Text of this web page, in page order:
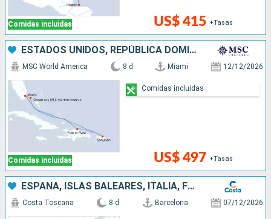
Comidas incluidas US$ 415 +Tasas
ESTADOS UNIDOS, REPÚBLICA DOMINICANA, PUERTO RICO, BAHAMAS
Comidas incluidas
MSC World America 8 d Miami 12/12/2026
US$ 497 +Tasas
Comidas incluidas
ESPAÑA, ISLAS BALEARES, ITALIA, FRANCIA
Costa Toscana 8 d Barcelona 07/12/2026